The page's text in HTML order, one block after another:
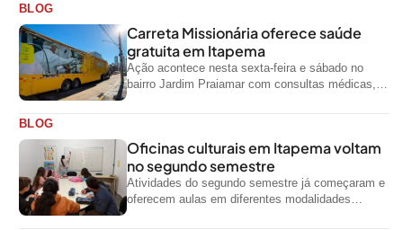
BLOG
Carreta Missionária oferece saúde
gratuita em Itapema
Ação acontece nesta sexta-feira e sábado no
bairro Jardim Praiamar com consultas médicas,
BLOG
Oficinas culturais em Itapema voltam
no segundo semestre
Atividades do segundo semestre já começaram e
oferecem aulas em diferentes modalidades